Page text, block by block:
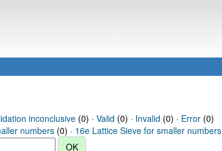
inconclusive(0) · Valid (0) · Invalid (0) · Error(0)
numbers (0) · 16e Lattice Sieve for smaller numbers